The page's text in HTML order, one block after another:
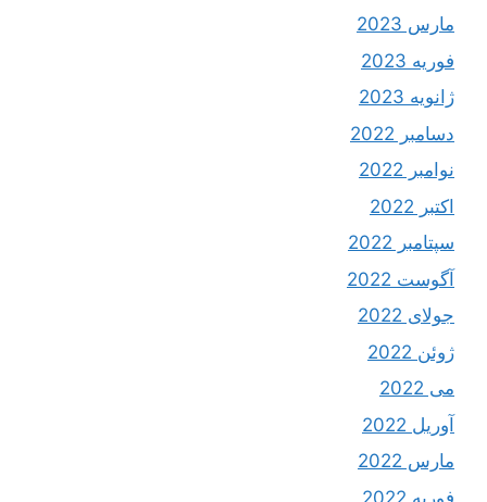
مارس 2023
فوریه 2023
ژانویه 2023
دسامبر 2022
نوامبر 2022
اکتبر 2022
سپتامبر 2022
آگوست 2022
جولای 2022
ژوئن 2022
می 2022
آوریل 2022
مارس 2022
فوریه 2022